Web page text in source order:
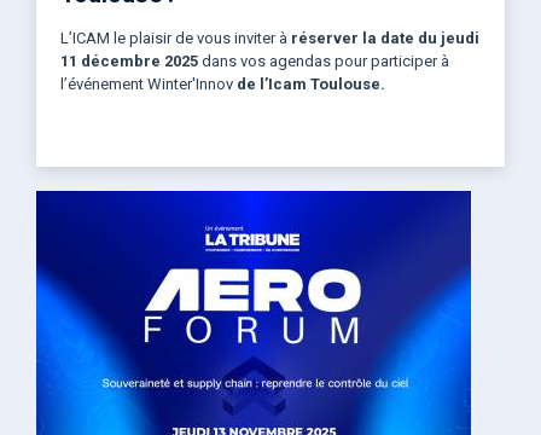
L’ICAM le plaisir de vous inviter à réserver la date du jeudi
11 décembre 2025 dans vos agendas pour participer à
l’événement Winter'Innov de l’Icam Toulouse.